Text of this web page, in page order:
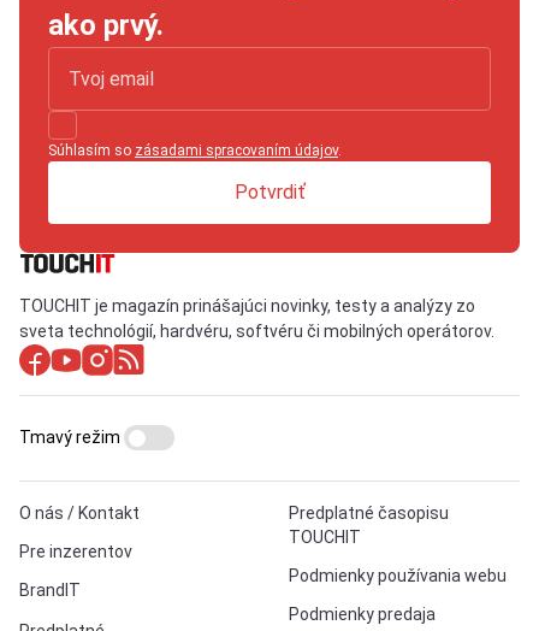
ako prvý.
Súhlasím so zásadami spracovaním údajov.
Potvrdiť
TOUCHIT je magazín prinášajúci novinky, testy a analýzy zo
sveta technológií, hardvéru, softvéru či mobilných operátorov.
O nás / Kontakt
Pre inzerentov
BrandIT
Predplatné časopisu
TOUCHIT
Podmienky používania webu
Podmienky predaja
Tmavý režim